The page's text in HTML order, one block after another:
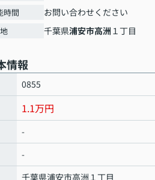
時間 お問い合わせください
千葉県浦安市高洲 １丁目
情報
0855
1.1万円
-
-
千葉県浦安市高洲 １丁目